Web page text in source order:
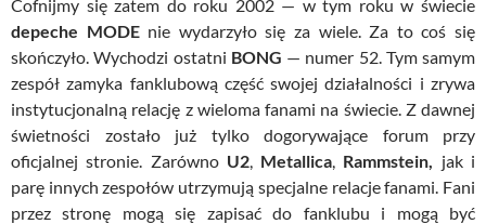
Cofnijmy się zatem do roku 2002 — w tym roku w świecie
depeche MODEnie wydarzyło się za wiele. Za to coś się
skończyło. Wychodzi ostatni BONG — numer 52. Tym samym
zespół zamyka fanklubową część swojej działalności i zrywa
instytucjonalną relację z wieloma fanami na świecie. Z dawnej
świetności zostało już tylko dogorywające forum przy
oficjalnej stronie. Zarówno U2, Metallica Rammstein,
jak i
parę innych zespołów utrzymują specjalne relacje fanami. Fani
przez stronę mogą się zapisać do fanklubu i mogą być